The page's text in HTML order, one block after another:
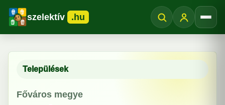
szelektív .hu
Települések
Főváros megye